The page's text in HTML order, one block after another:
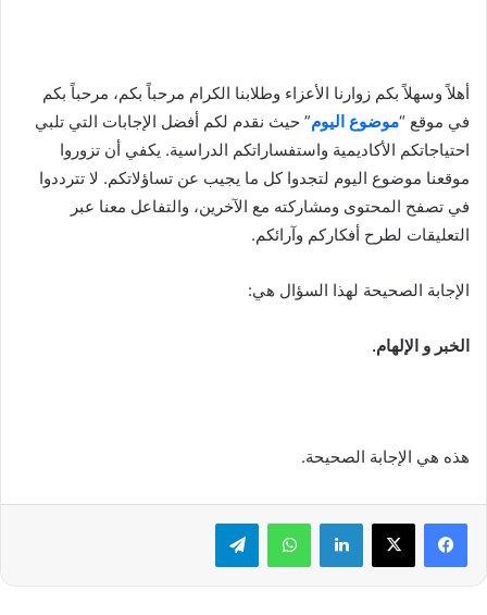
أهلاً وسهلاً بكم زوارنا الأعزاء وطلابنا الكرام مرحباً بكم، مرحباً بكم
في موقع “موضوع اليوم” حيث نقدم لكم أفضل الإجابات التي تلبي
احتياجاتكم الأكاديمية واستفساراتكم الدراسية. يكفي أن تزوروا
موقعنا موضوع اليوم لتجدوا كل ما يجيب عن تساؤلاتكم. لا تترددوا
في تصفح المحتوى ومشاركته مع الآخرين، والتفاعل معنا عبر
التعليقات لطرح أفكاركم وآرائكم.
الإجابة الصحيحة لهذا السؤال هي:
الخبر و الإلهام.
هذه هي الإجابة الصحيحة.
لينكدإن واتساب تيلقرام